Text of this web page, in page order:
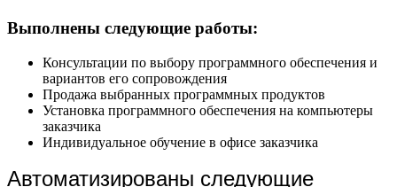
Выполнены следующие работы:
Консультации по выбору программного обеспечения и
вариантов его сопровождения
Продажа выбранных программных продуктов
Установка программного обеспечения на компьютеры
заказчика
Индивидуальное обучение в офисе заказчика
Автоматизированы следующие